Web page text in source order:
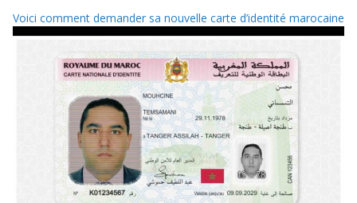
Voici comment demander sa nouvelle carte d’identité marocaine